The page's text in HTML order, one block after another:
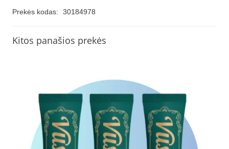
1.90 €.0.99 €.
Cinamono
mėtų
Prekės kodas: 30184978
Kitos panašios prekės